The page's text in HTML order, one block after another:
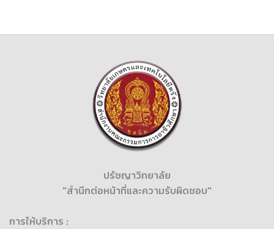
ปรัชญาวิทยาลัย
"สำนึกต่อหน้าที่และความรับผิดชอบ"
การให้บริการ :